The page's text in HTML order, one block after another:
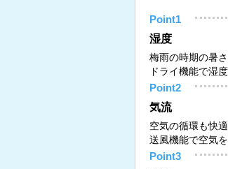
Point1
湿度
梅雨の時期の暑
ドライ機能で湿
Point2
気流
空気の循環も快
送風機能で空気
Point3